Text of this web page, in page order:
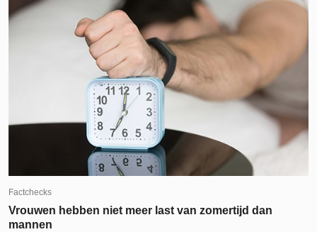
Factchecks
Vrouwen hebben niet meer last van zomertijd dan
mannen